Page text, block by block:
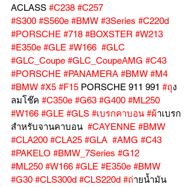
ACLASS #C238 #C257
#S300 #S560e #BMW #3Series #C220d
#PORSCHE #718 #BOXSTER #W213
#E350e #GLE #W166 #GLC
#GLC_Coupe #GLC_CoupeAMG #C43
#PORSCHE #PANAMERA #BMW #M4
#BMW #X5 #F15 PORSCHE 911 991 #ถุง
ลมโช๊ค #C350e #G63 #G400 #ML250
#W166 #GLE #GLS #เบรกคาบอน #ผ้าเบรก
สำหรับจานคาบอน #CAYENNE #BMW
#CLA200 #CLA25 #GLA #AMG #C43
#PAKELO #BMW_7Series #G12
#ML250 #W166 #GLE #E350e #BMW
#G30 #CLS300d #CLS220d #ถ่ายน้ำมัน